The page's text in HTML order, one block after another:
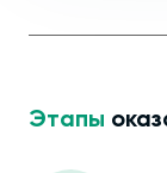
Этапы